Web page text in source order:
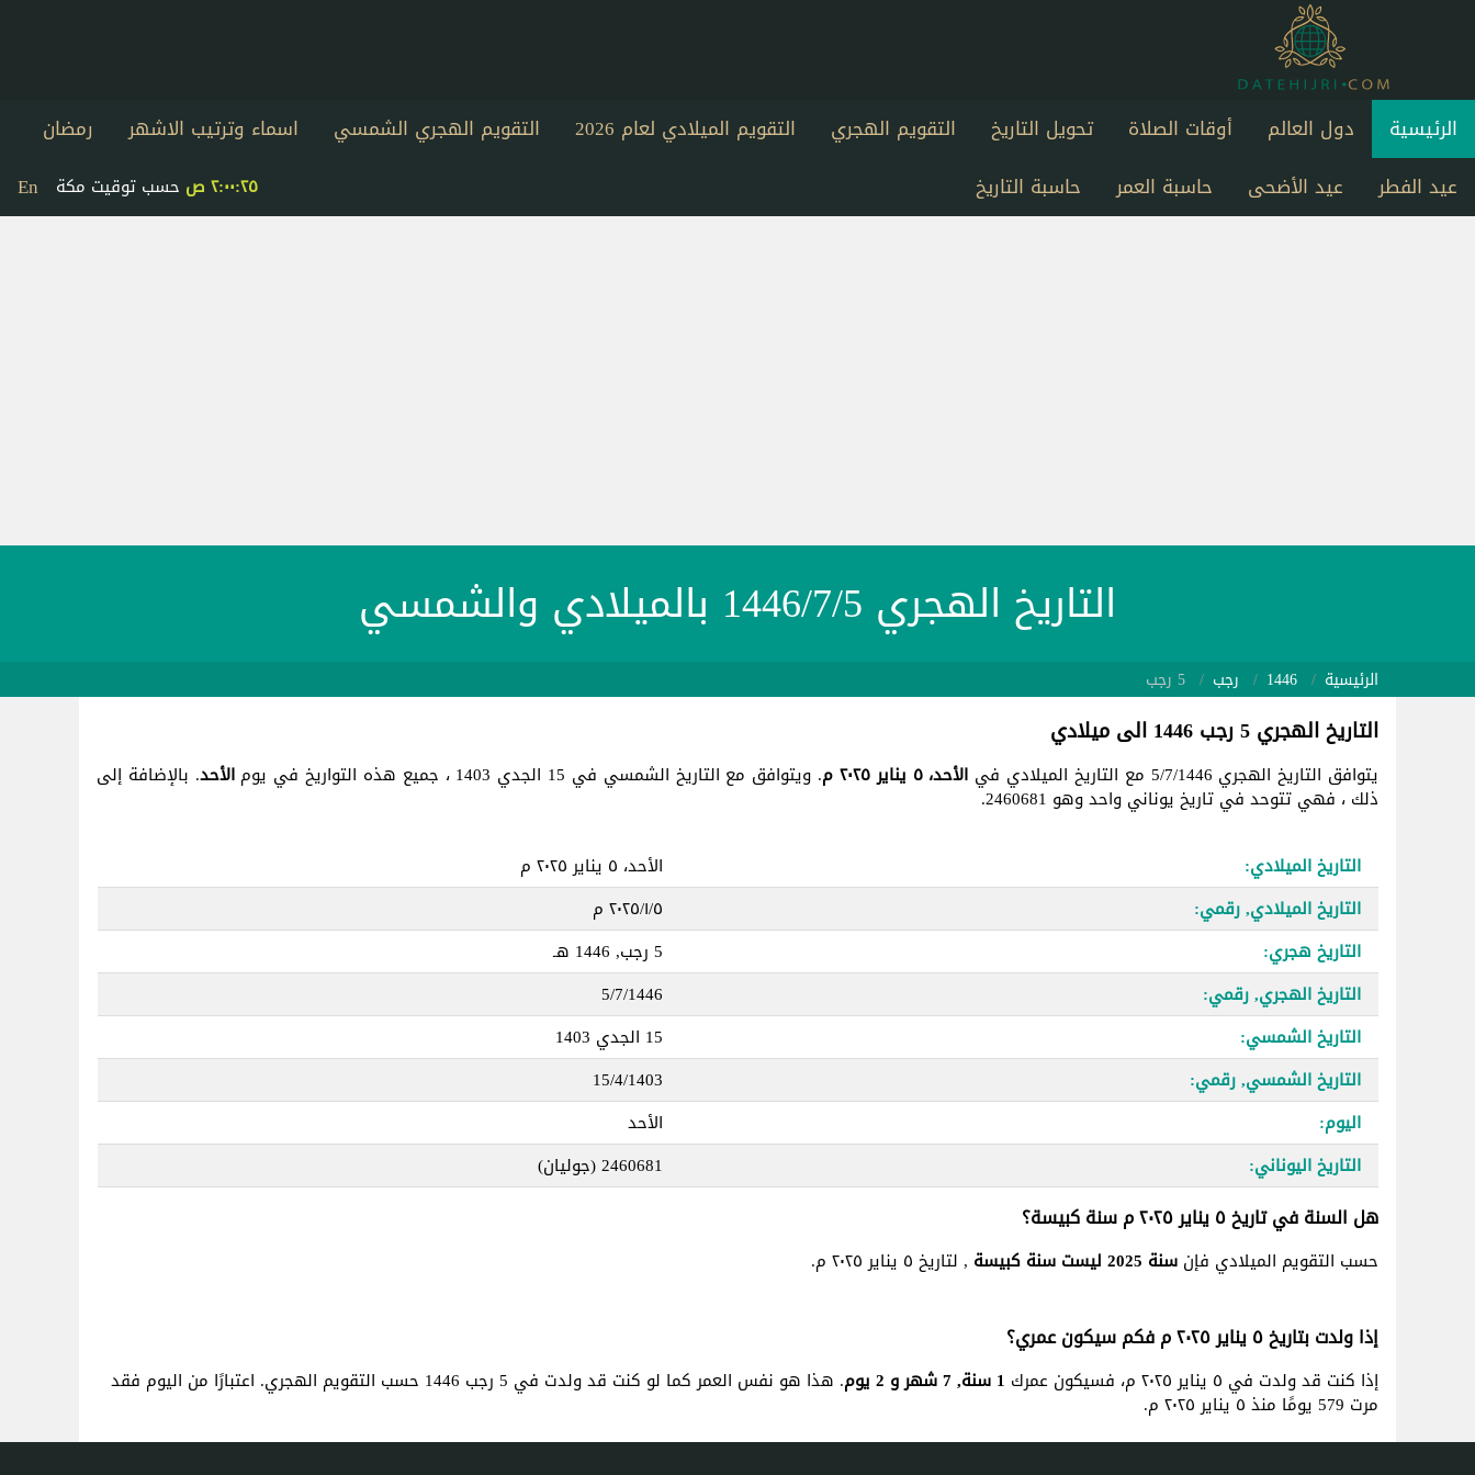
الرئيسية دول العالم أوقات الصلاة تحويل التاريخ التقويم الهجري التقويم الميلادي لعام 2026 التقويم الهجري الشمسي اسماء وترتيب الاشهر
رمضان
عيد الفطر
عيد الأضحى حاسبة العمر حاسبة التاريخ En ٢:٠٠:٢٥ ص حسب توقيت مكة
التاريخ الهجري 1446/7/5 بالميلادي والشمسي
الرئيسية 1446 رجب 5 رجب
التاريخ الهجري 5 رجب 1446 الى ميلادي
يتوافق التاريخ الهجري 5/7/1446 مع التاريخ الميلادي في الأحد، ٥ يناير ٢٠٢٥ م . ويتوافق مع التاريخ الشمسي في 15 الجدي 1403 ، جميع هذه التواريخ في يوم الأحد. بالإضافة إلى
ذلك ، فهي تتوحد في تاريخ يوناني واحد وهو 2460681.
التاريخ الميلادي:
الأحد، ٥ يناير ٢٠٢٥ م
التاريخ الميلادي, رقمي:
٥‏/١‏/٢٠٢٥ م
التاريخ هجري:
5 رجب, 1446 هـ
التاريخ الهجري, رقمي:
5/7/1446
التاريخ الشمسي:
15 الجدي 1403
التاريخ الشمسي, رقمي:
15/4/1403
اليوم:
الأحد
التاريخ اليوناني:
2460681(جوليان)
هل السنة في تاريخ ٥ يناير ٢٠٢٥ م سنة كبيسة؟
حسب التقويم الميلادي فإن سنة 2025 ليست سنة كبيسة , لتاريخ ٥ يناير ٢٠٢٥ م.
إذا ولدت بتاريخ ٥ يناير ٢٠٢٥ م فكم سيكون عمري؟
إذا كنت قد ولدت في ٥ يناير ٢٠٢٥ م، فسيكون عمرك 1 سنة, 7 شهر و 2 يوم . هذا هو نفس العمر كما لو كنت قد ولدت في 5 رجب 1446 حسب التقويم الهجري. اعتبارًا من اليوم فقد
مرت 579 يومًا منذ ٥ يناير ٢٠٢٥ م.